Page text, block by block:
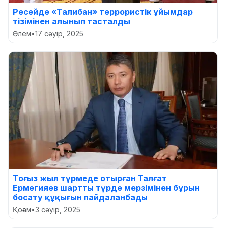
Ресейде «Талибан» террористік ұйымдар
тізімінен алынып тасталды
Әлем•17 сәуір, 2025
Тоғыз жыл түрмеде отырған Талғат
Ермегияев шартты түрде мерзімінен бұрын
босату құқығын пайдаланбады
Қоғам•3 сәуір, 2025